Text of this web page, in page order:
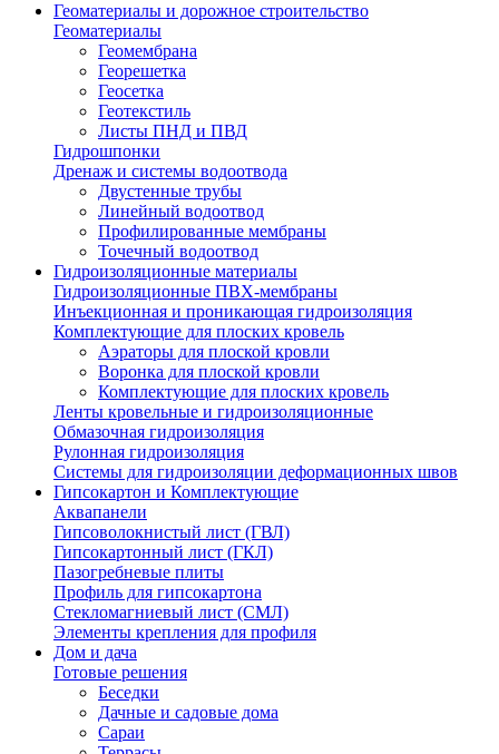
Геоматериалы и дорожное строительство
Геоматериалы
Геомембрана
Георешетка
Геосетка
Геотекстиль
Листы ПНД и ПВД
Гидрошпонки
Дренаж и системы водоотвода
Двустенные трубы
Линейный водоотвод
Профилированные мембраны
Точечный водоотвод
Гидроизоляционные материалы
Гидроизоляционные ПВХ-мембраны
Инъекционная и проникающая гидроизоляция
Комплектующие для плоских кровель
Аэраторы для плоской кровли
Воронка для плоской кровли
Комплектующие для плоских кровель
Ленты кровельные и гидроизоляционные
Обмазочная гидроизоляция
Рулонная гидроизоляция
Системы для гидроизоляции деформационных швов
Гипсокартон и Комплектующие
Аквапанели
Гипсоволокнистый лист (ГВЛ)
Гипсокартонный лист (ГКЛ)
Пазогребневые плиты
Профиль для гипсокартона
Стекломагниевый лист (СМЛ)
Элементы крепления для профиля
Дом и дача
Готовые решения
Беседки
Дачные и садовые дома
Сараи